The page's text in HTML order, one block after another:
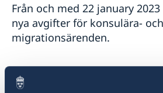
Från och med 22 january
nya avgifter för konsulära- och
migrationsärenden.
Hitta de nya konsulära
nya visa- och